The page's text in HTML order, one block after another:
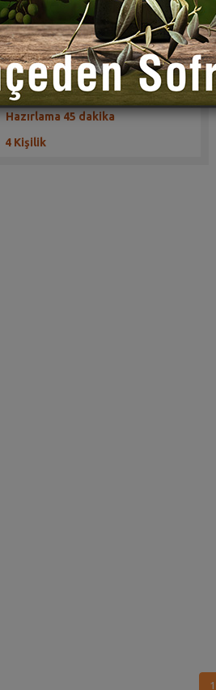
(1)
muhteşem bir etli sebze yemeği
Hazırlama 45 dakika
4 Kişilik
1